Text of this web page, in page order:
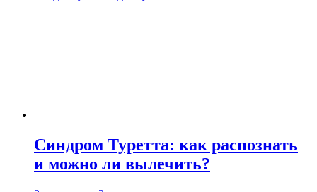
Синдром Туретта: как распознать
и можно ли вылечить?